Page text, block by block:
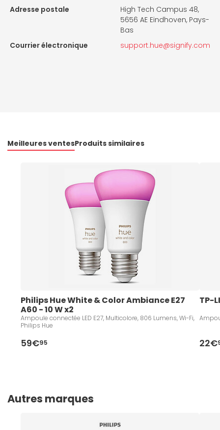
Adresse postale
High Tech Campus 48,
5656 AE Eindhoven, Pays-
Bas
Courrier électronique
support.hue@signify.com
Meilleures ventesProduits similaires
Philips Hue White & Color Ambiance E27
A60 - 10 W x2
Ampoule connectée LED E27, Multicolore, 806 Lumens, Wi-Fi,
Philips Hue
59€95
TP-
22€
Autres marques